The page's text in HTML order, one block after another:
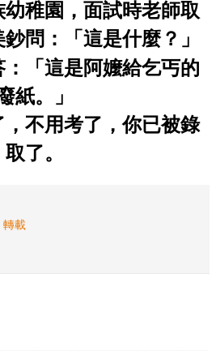
稚園，面試時老師取
問：「 這是什麼？」
「這是阿嬤給乞丐的
紙。」
不用考了，你已被錄
取了。
轉載